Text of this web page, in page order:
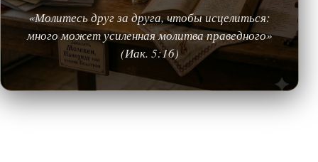
«Молитесь друг за друга, чтобы исцелиться:
много может усиленная молитва праведного»
(Иак. 5:16)